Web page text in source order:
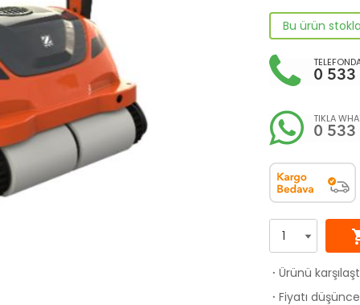
Bu ürün
0 533
TIKLA
0 533
· Ürünü
· Fiyatı